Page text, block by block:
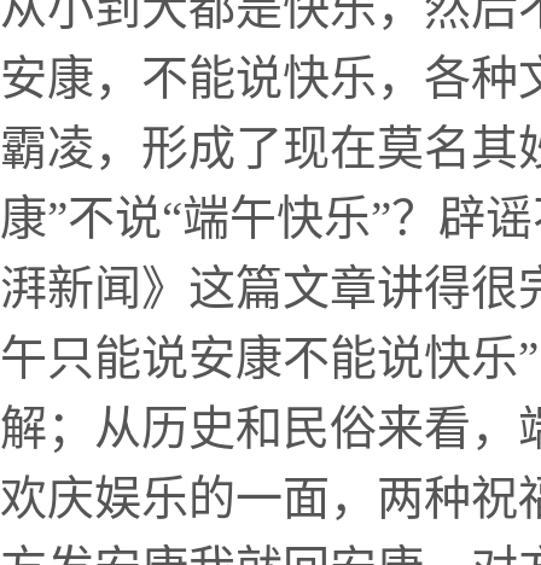
安康，不能说快乐，各
霸凌，形成了现在莫名其
康”不说“端午快乐”？辟
湃新闻》这篇文章讲得很
午只能说安康不能说快乐
解；从历史和民俗来看，
欢庆娱乐的一面，两种祝